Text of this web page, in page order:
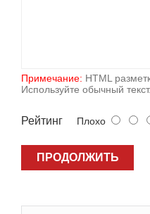
Примечание: HTML
Используйте обычный текст.
Рейтинг Плохо
ПРОДОЛЖИТЬ